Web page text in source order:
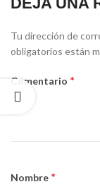
Tu dirección de
obligatorios están
Comentario *
Nombre *